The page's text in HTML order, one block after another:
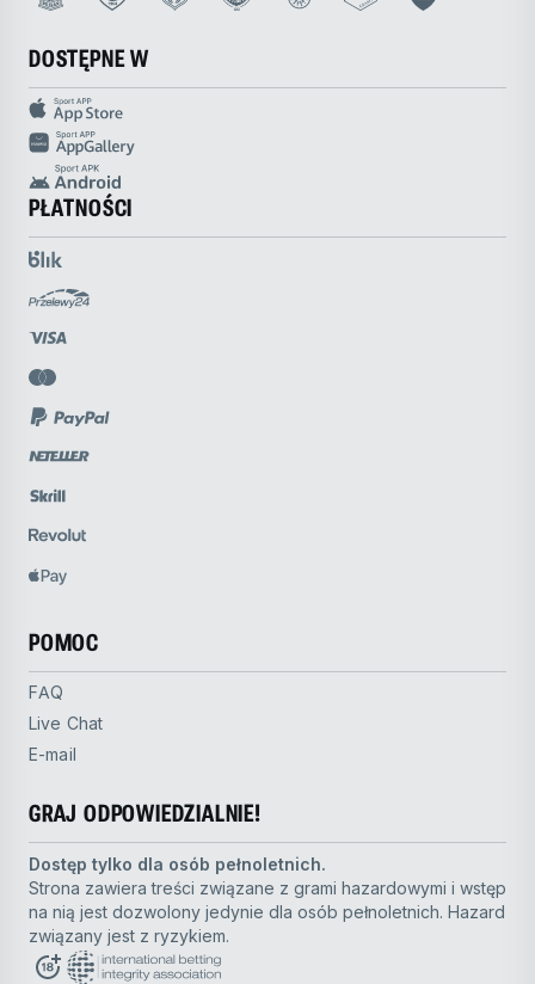
DOSTĘPNE W
PŁATNOŚCI
POMOC
FAQ
Live Chat
E-mail
GRAJ ODPOWIEDZIALNIE!
Dostęp tylko dla osób pełnoletnich.
Strona zawiera treści związane z grami hazardowymi i wstęp
na nią jest dozwolony jedynie dla osób pełnoletnich. Hazard
związany jest z ryzykiem.